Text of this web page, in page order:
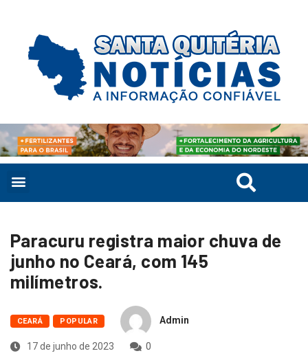
Paracuru registra maior chuva de
junho no Ceará, com 145
milímetros.
CEARÁ POPULAR Admin
17 de junho de 2023 0